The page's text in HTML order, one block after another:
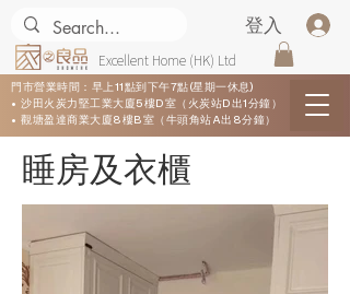
Excellent Home (HK) Ltd
登入
門市營業時間：早上11點到下午7點(星期一休息)
• 沙田火炭力堅工業大廈5樓D室（火炭站D出1分鐘）
• 觀塘盈達商業大廈8樓B室（牛頭角站A出8分鐘）
睡房及衣櫃